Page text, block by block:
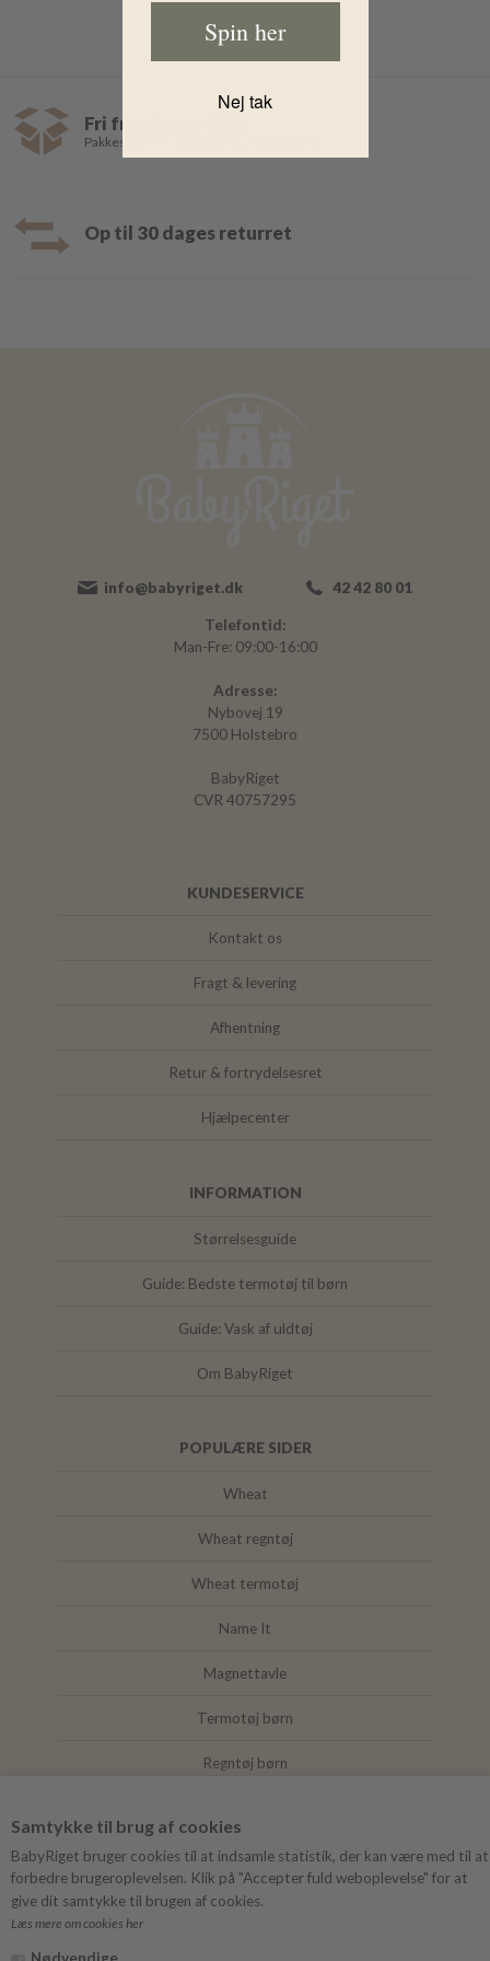
Samtykke til brug af cookies
BabyRiget bruger cookies til at indsamle statistik, der kan være med til at
forbedre brugeroplevelsen. Klik på "Accepter fuld weboplevelse" for at
give dit samtykke til brugen af cookies.
Læs mere om cookies her
Fri fragt over 499,-
Pakkeshop 35,- | Hjemmelevering fra 39,-
Op til 30 dages returret
info@babyriget.dk 42 42 80 01
Telefontid:
Man-Fre: 09:00-16:00
Adresse:
Nybovej 19
7500 Holstebro
BabyRiget
CVR 40757295
KUNDESERVICE
Kontakt os
Fragt & levering
Afhentning
Retur & fortrydelsesret
Hjælpecenter
INFORMATION
Størrelsesguide
Guide: Bedste termotøj til børn
Guide: Vask af uldtøj
Om BabyRiget
POPULÆRE SIDER
Wheat
Wheat regntøj
Wheat termotøj
Name It
Magnettavle
Termotøj børn
Regntøj børn
Mushie
Spin her
Nej tak